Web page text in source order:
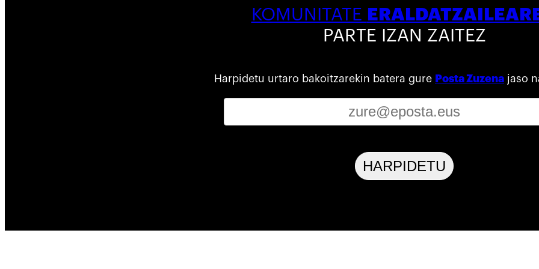
KOMUNITATE
PARTE IZAN ZAITEZ
Harpidetu urtaro bakoitzarekin batera gure Posta Zuzena jaso
HARPIDETU